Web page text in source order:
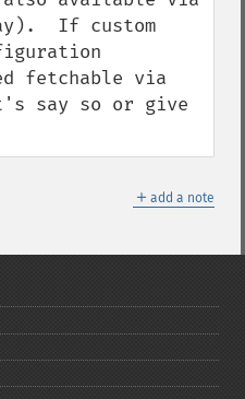
If custom
fetchable via
say so or give
＋ add a note